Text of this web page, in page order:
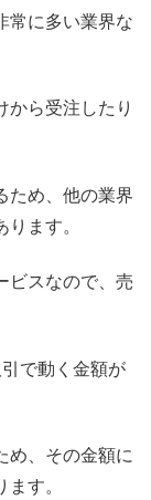
常に多い業界な
から受注したり
ため、他の業界
ます。
ビスなので、売
で動く金額が
め、その金額に
す。